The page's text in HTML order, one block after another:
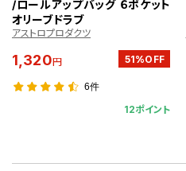
/ロールアップバッグ ６ポケット
オリーブドラブ
アストロプロダクツ
1,320円 51%OFF
6件
12ポイント